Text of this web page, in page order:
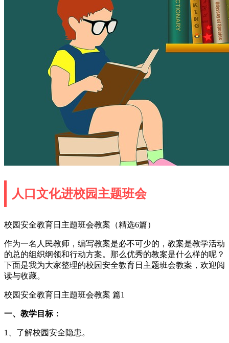
人口文化进校园主题班会
校园安全教育日主题班会教案（精选6篇）
作为一名人民教师，编写教案是必不可少的，教案是教学活动
的总的组织纲领和行动方案。那么优秀的教案是什么样的呢？
下面是我为大家整理的校园安全教育日主题班会教案，欢迎阅
读与收藏。
校园安全教育日主题班会教案 篇1
一、教学目标：
1、了解校园安全隐患。